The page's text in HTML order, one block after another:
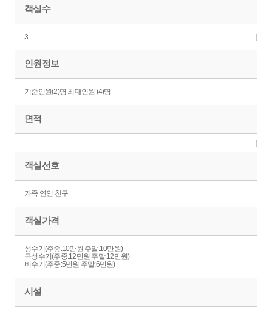
객실수
3
인원정보
기준인원(2)명 최대인원 (4)명
면적
객실선호
가족 연인 친구
객실가격
성수기(주중:10만원 주말:10만원)
극성수기(주중:12만원 주말:12만원)
비수기(주중:5만원 주말:6만원)
시설